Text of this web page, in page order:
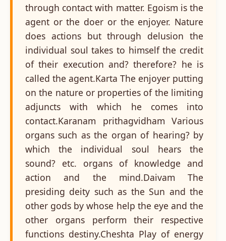
through contact with matter. Egoism is the
agent or the doer or the enjoyer. Nature
does actions but through delusion the
individual soul takes to himself the credit
of their execution and? therefore? he is
called the agent.Karta The enjoyer putting
on the nature or properties of the limiting
adjuncts with which he comes into
contact.Karanam prithagvidham Various
organs such as the organ of hearing? by
which the individual soul hears the
sound? etc. organs of knowledge and
action and the mind.Daivam The
presiding deity such as the Sun and the
other gods by whose help the eye and the
other organs perform their respective
functions destiny.Cheshta Play of energy